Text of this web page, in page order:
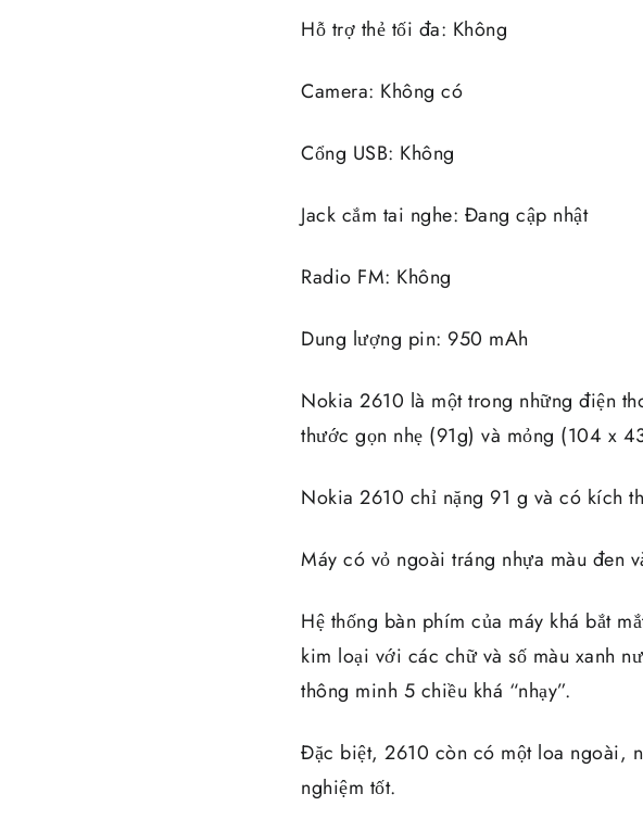
Hỗ trợ thẻ tối đa: Không
Camera: Không có
Cổng USB: Không
Jack cắm tai nghe: Đang cập nhật
Radio FM: Không
Dung lượng pin: 950 mAh
Nokia 2610 là một trong những điện
thước gọn nhẹ (91g) và mỏng (104 x
Nokia 2610 chỉ nặng 91 g và có kích
Máy có vỏ ngoài tráng nhựa màu đen
Hệ thống bàn phím của máy khá bắt
kim loại với các chữ và số màu xanh
thông minh 5 chiều khá “nhạy”.
Đặc biệt, 2610 còn có một loa ngoài,
nghiệm tốt.